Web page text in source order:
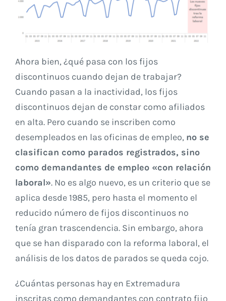
Ahora bien, ¿qué pasa con los fijos
discontinuos cuando dejan de trabajar?
Cuando pasan a la inactividad, los fijos
discontinuos dejan de constar como afiliados
en alta. Pero cuando se inscriben como
desempleados en las oficinas de empleo, no se
clasifican como parados registrados, sino
como demandantes de empleo «con relación
laboral». No es algo nuevo, es un criterio que se
aplica desde 1985, pero hasta el momento el
reducido número de fijos discontinuos no
tenía gran trascendencia. Sin embargo, ahora
que se han disparado con la reforma laboral, el
análisis de los datos de parados se queda cojo.
¿Cuántas personas hay en Extremadura
inscritas como demandantes con contrato fijo